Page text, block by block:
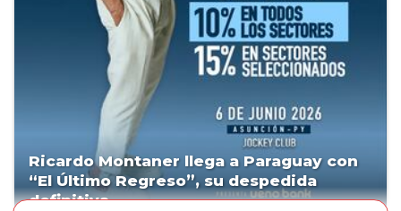
Ricardo Montaner llega a Paraguay con
“El Último Regreso”, su despedida
definitiva